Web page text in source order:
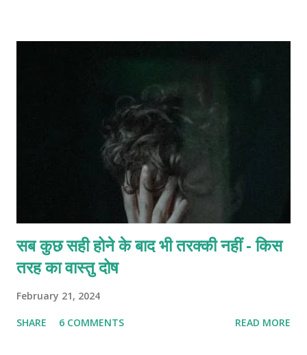
सब कुछ सही होने के बाद भी तरक्की नहीं - किस
तरह का वास्तु दोष
February 21, 2024
SHARE 6 COMMENTS READ MORE